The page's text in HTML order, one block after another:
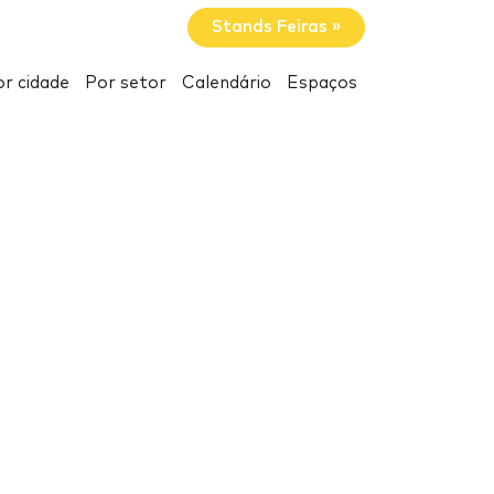
Stands Feiras »
cidade Por setor Calendário Espaços